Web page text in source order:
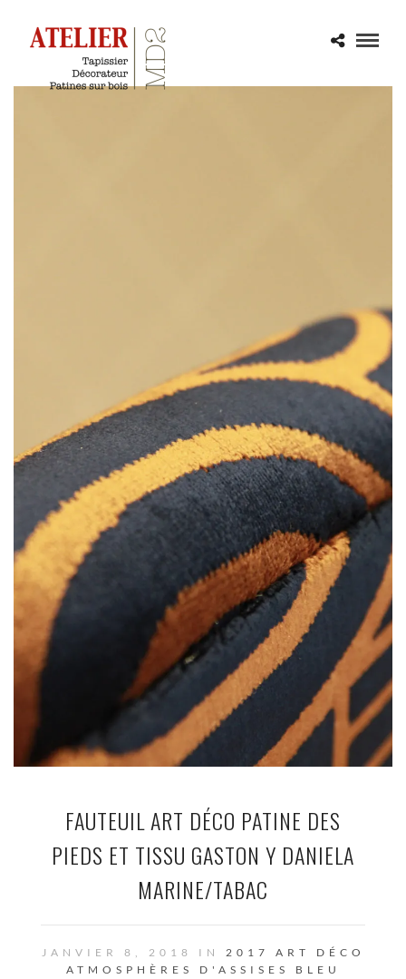
FAUTEUIL ART DÉCO PATINE DES
PIEDS ET TISSU GASTON Y DANIELA
MARINE/TABAC
JANVIER 8, 2018 IN 2017
ART DÉCO
ATMOSPHÈRES D'ASSISES
BLEU